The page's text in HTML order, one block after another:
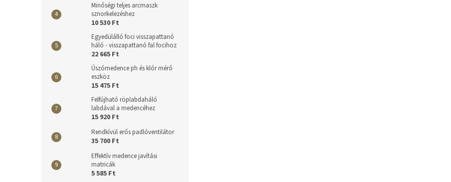
Minőségi teljes arcmaszk
sznorkelezéshez
10 530 Ft
Egyedülálló foci visszapattanó
háló - visszapattanó fal focihoz
22 665 Ft
Úszómedence ph és klór mérő
eszköz
15 475 Ft
Felfújható röplabdaháló
labdával a medencéhez
15 920 Ft
Rendkívül erős padlóventilátor
35 700 Ft
Effektív medence javítási
matricák
5 585 Ft